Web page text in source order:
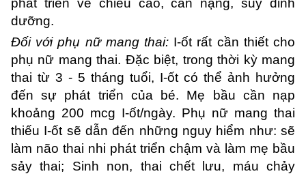
phát triển về chiều cao, cân nặng, suy dinh
dưỡng.
Đối với phụ nữ mang thai: I-ốt rất cần thiết cho
phụ nữ mang thai. Đặc biệt, trong thời kỳ mang
thai từ 3 - 5 tháng tuổi, I-ốt có thể ảnh hưởng
đến sự phát triển của bé. Mẹ bầu cần nạp
khoảng 200 mcg I-ốt/ngày. Phụ nữ mang thai
thiếu I-ốt sẽ dẫn đến những nguy hiểm như: sẽ
làm não thai nhi phát triển chậm và làm mẹ bầu
sảy thai; Sinh non, thai chết lưu, máu chảy